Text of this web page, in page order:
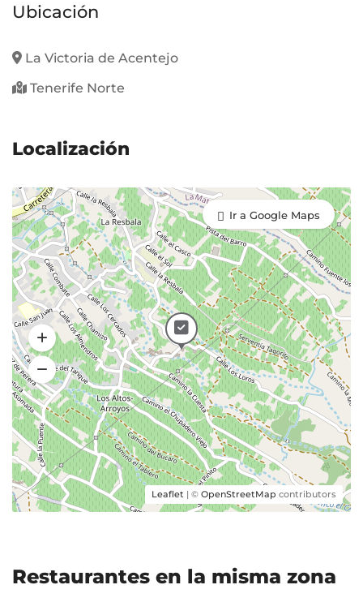
Ubicación
La Victoria de Acentejo
Tenerife Norte
Localización
Leaflet | © OpenStreetMap contributors
Ir a Google Maps
Restaurantes en la misma zona